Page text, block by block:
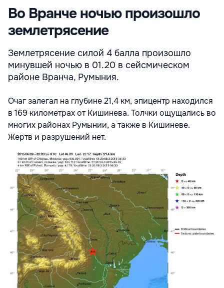
Во Вранче ночью произошло
землетрясение
Землетрясение силой 4 балла произошло
минувшей ночью в 01.20 в сейсмическом
районе Вранча, Румыния.
Очаг залегал на глубине 21,4 км, эпицентр находился
в 169 километрах от Кишинева. Толчки ощущались во
многих районах Румынии, а также в Кишиневе.
Жертв и разрушений нет.